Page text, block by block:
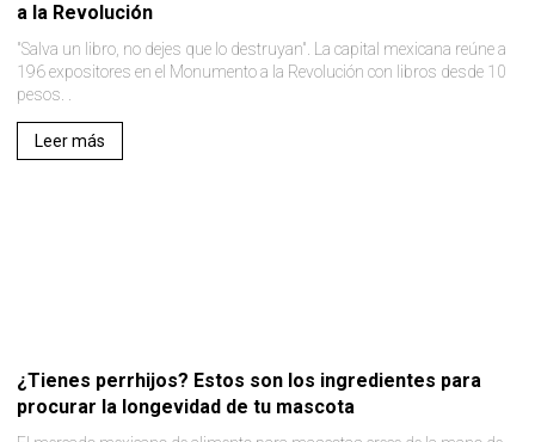
a la Revolución
"Salva un libro, no dejes que lo destruyan". La capital mexicana reúne a
196 expositores en el Monumento a la Revolución con libros desde 10
pesos. .
Leer más
¿Tienes perrhijos? Estos son los ingredientes para
procurar la longevidad de tu mascota